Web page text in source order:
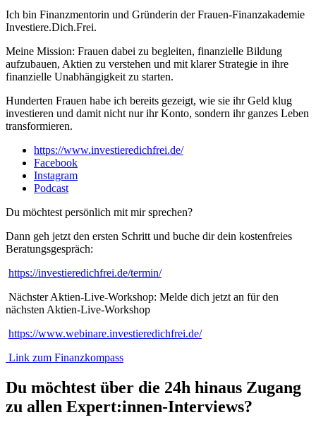
Ich bin Finanzmentorin und Gründerin der Frauen-Finanzakademie
Investiere.Dich.Frei.
Meine Mission: Frauen dabei zu begleiten, finanzielle Bildung
aufzubauen, Aktien zu verstehen und mit klarer Strategie in ihre
finanzielle Unabhängigkeit zu starten.
Hunderten Frauen habe ich bereits gezeigt, wie sie ihr Geld klug
investieren und damit nicht nur ihr Konto, sondern ihr ganzes Leben
transformieren.
https://www.investieredichfrei.de/
Facebook
Instagram
Podcast
Du möchtest persönlich mit mir sprechen?
Dann geh jetzt den ersten Schritt und buche dir dein kostenfreies
Beratungsgespräch:
https://investieredichfrei.de/termin/
Nächster Aktien-Live-Workshop: Melde dich jetzt an für den
nächsten Aktien-Live-Workshop
https://www.webinare.investieredichfrei.de/
Link zum Finanzkompass
Du möchtest über die 24h hinaus Zugang
zu allen Expert:innen-Interviews?